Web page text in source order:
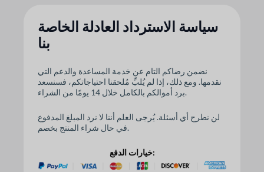
سياسة الاسترداد العادلة الخاصة
بنا
نضمن رضاكم التام عن خدمة المساعدة والدعم التي
نقدمها. ومع ذلك، إذا لم يُلبِّ مُلحقنا احتياجاتكم، فسنسعد
برد أموالكم بالكامل خلال 14 يومًا من الشراء.
لن نطرح أي أسئلة. يُرجى العلم أننا لا نرد المبلغ المدفوع
في حال شراء المنتج بخصم.
خيارات الدفع: